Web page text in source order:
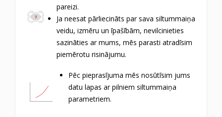
pareizi.
Ja neesat pārliecināts par sava siltummaiņa
veidu, izmēru un īpašībām, nevilcinieties
sazināties ar mums, mēs parasti atradīsim
piemērotu risinājumu.
Pēc pieprasījuma mēs nosūtīsim jums
datu lapas ar pilniem siltummaiņa
parametriem.